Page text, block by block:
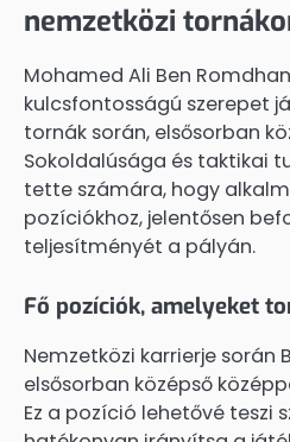
nemzetközi
Mohamed Ali Ben
kulcsfontosságú szerepet
tornák során, elsősorban
Sokoldalúsága és taktikai
tette számára, hogy
pozíciókhoz, jelentősen
teljesítményét a pályán.
Fő pozíciók, amelyeket
Nemzetközi karrierje során
elsősorban középső
Ez a pozíció lehetővé teszi